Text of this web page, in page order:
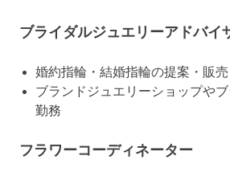
ブライダルジュエリーアドバイ
婚約指輪・結婚指輪の提案・販売
ブランドジュエリーショップや
勤務
フラワーコーディネーター